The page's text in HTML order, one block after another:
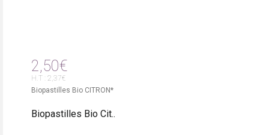
2,50€
H.T : 2,37€
Biopastilles Bio CITRON*
Biopastilles Bio Cit..